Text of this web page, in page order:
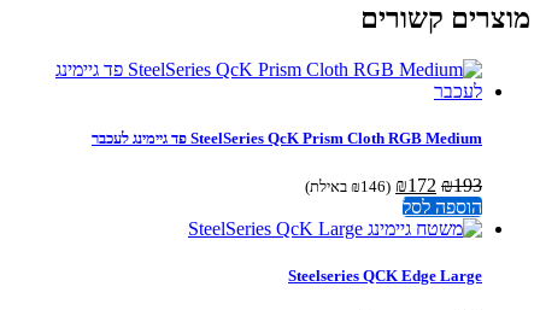
קשורים
SteelSeries QcK Prism Cloth RGB Medium פד גיימינג לעכבר
₪המחיר
המקורי
היה:
₪ 172
המחיר
הנוכחי
הוא:
(
₪ 146 באילת)
הוספה לסל
Steelseries QCK Edge Large